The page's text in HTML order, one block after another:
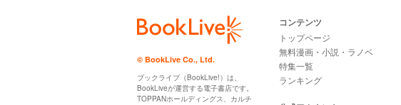
© BookLive Co., Ltd.
ブックライブ（BookLive!）は、
BookLiveが運営する電子書店です。
TOPPANホールディングス、カルチ
コンテンツ
トップページ
無料漫画・小説・ラノベ
特集一覧
ランキング